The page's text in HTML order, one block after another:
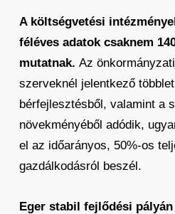
A költségvetési
féléves adatok csaknem
mutatnak. Az
szerveknél jelentkező
bérfejlesztésből, valamint a
növekményéből adódik,
el az időarányos, 50%-os
gazdálkodásról beszél.
Eger stabil fejlődési pályán